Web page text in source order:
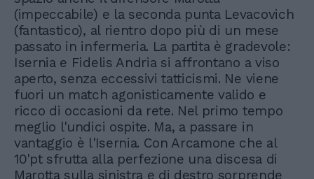
(impeccabile) e la seconda punta Levacovich
(fantastico), al rientro dopo più di un mese
passato in infermeria. La partita è gradevole:
Isernia e Fidelis Andria si affrontano a viso
aperto, senza eccessivi tatticismi. Ne viene
fuori un match agonisticamente valido e
ricco di occasioni da rete. Nel primo tempo
meglio l'undici ospite. Ma, a passare in
vantaggio è l'Isernia. Con Arcamone che al
10'pt sfrutta alla perfezione una discesa di
Marotta sulla sinistra e di destro sorprende